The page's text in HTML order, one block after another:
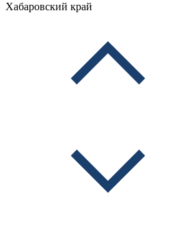
Хабаровский край